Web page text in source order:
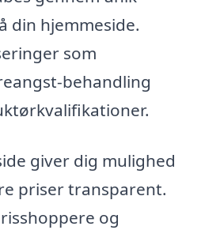
hjemmeside.
som
behandling
giver dig mulighed
priser transparent.
og